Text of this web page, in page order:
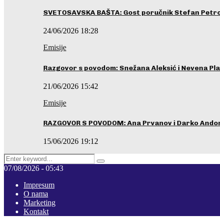
SVETOSAVSKA BAŠTA: Gost poručnik Stefan
24/06/2026 18:28
Emisije
Razgovor s povodom: Snežana Aleksić i Nevena
21/06/2026 15:42
Emisije
RAZGOVOR S POVODOM: Ana Prvanov i Darko
15/06/2026 19:12
Search
for:
Pretraga
07/08/2026 - 05:43
Impresum
O nama
Marketing
Kontakt